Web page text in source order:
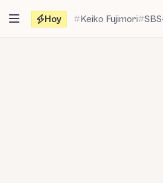
contenido
Hoy Keiko Fujimori